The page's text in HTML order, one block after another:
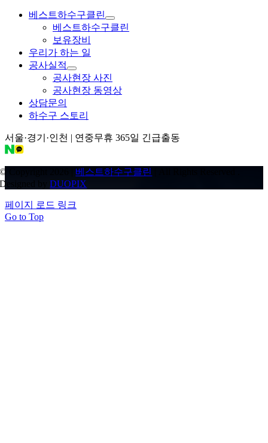
베스트하수구클린
베스트하수구클린
보유장비
우리가 하는 일
공사실적
공사현장 사진
공사현장 동영상
상담문의
하수구 스토리
서울·경기·인천 | 연중무휴 365일 긴급출동
© Copyright 2026 | 베스트하수구클린
Designed byDUOPIX
페이지 로드 링크
Go to Top